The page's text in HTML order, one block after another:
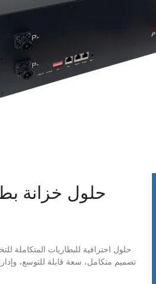
حلول خزانة
حلول احترافية للبطاريات المتكاملة
تصميم متكامل، سعة قابلة للتوسع،